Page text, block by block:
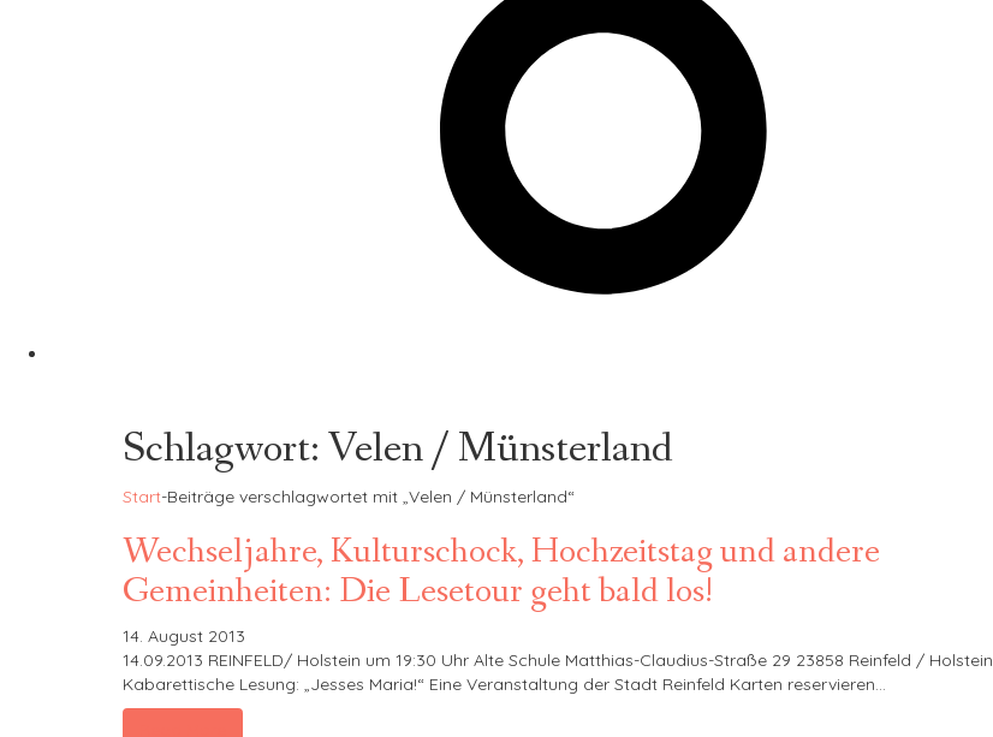
Schlagwort:Velen / Münsterland
Start-Beiträge verschlagwortet mit „Velen / Münsterland“
Wechseljahre, Kulturschock, Hochzeitstag und andere
Gemeinheiten: Die Lesetour geht bald los!
14. August 2013
14.09.2013 REINFELD/ Holstein um 19:30 Uhr Alte Schule Matthias-Claudius-Straße 29 23858 Reinfeld / Holstein
Kabarettische Lesung: „Jesses Maria!“ Eine Veranstaltung der Stadt Reinfeld Karten reservieren…